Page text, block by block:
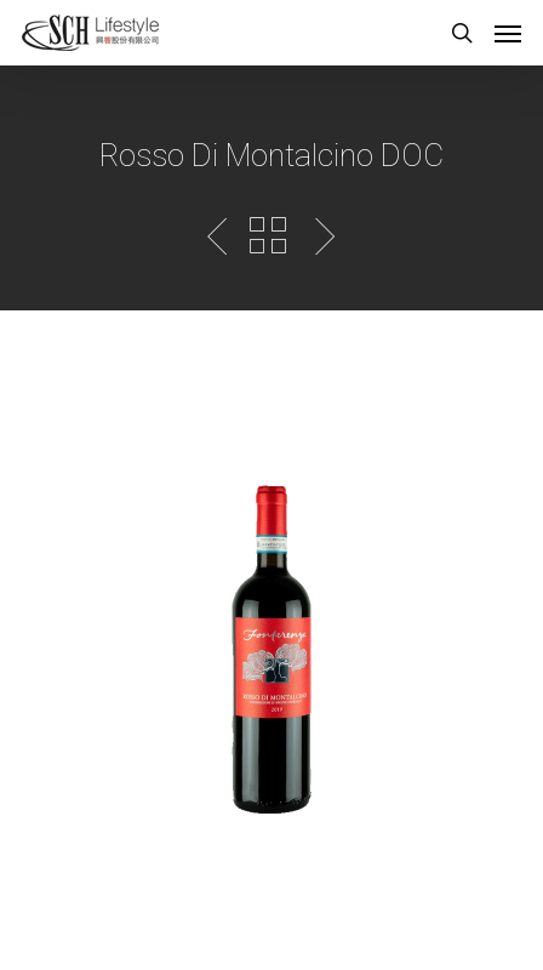
Rosso Di Montalcino DOC